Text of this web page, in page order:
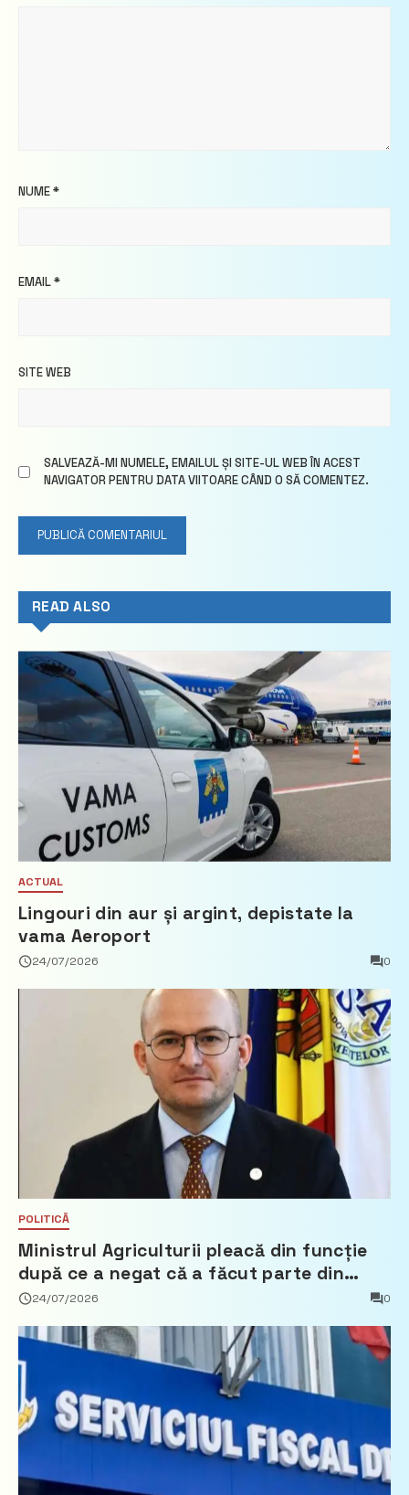
NUME*
EMAIL*
SITE WEB
SALVEAZĂ-MI NUMELE, EMAILUL ȘI SITE-UL WEB ÎN ACEST
NAVIGATOR PENTRU DATA VIITOARE CÂND O SĂ COMENTEZ.
READ ALSO
ACTUAL
Lingouri din aur și argint, depistate la
vama Aeroport
24/07/2026 0
POLITICĂ
Ministrul Agriculturii pleacă din funcție
după ce a negat că a făcut parte din
Partidul Democrat
24/07/2026 0